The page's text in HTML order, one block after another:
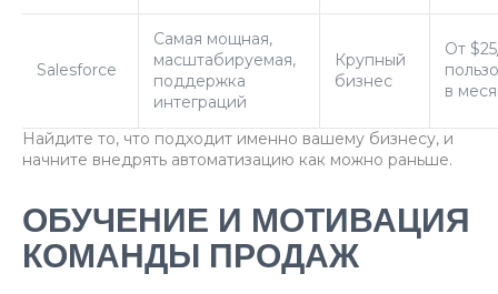
Salesforce
Самая мощная,
масштабируемая,
поддержка
интеграций
Крупный
бизнес
От
в
Найдите то, что подходит именно вашему бизнесу, и
начните внедрять автоматизацию как можно раньше.
ОБУЧЕНИЕ И МОТИВАЦИЯ
КОМАНДЫ ПРОДАЖ